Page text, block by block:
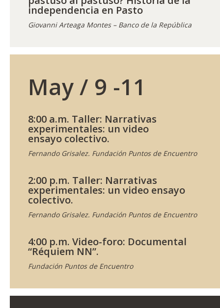
independencia en Pasto
Giovanni Arteaga Montes – Banco de la República
May / 9 -11
8:00 a.m. Taller: Narrativas
experimentales: un video
ensayo colectivo.
Fernando Grisalez. Fundación Puntos de Encuentro
2:00 p.m. Taller: Narrativas
experimentales: un video ensayo
colectivo.
Fernando Grisalez. Fundación Puntos de Encuentro
4:00 p.m. Video-foro: Documental
“Réquiem NN”.
Fundación Puntos de Encuentro